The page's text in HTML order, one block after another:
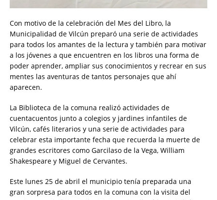
Con motivo de la celebración del Mes del Libro, la
Municipalidad de Vilcún preparó una serie de actividades
para todos los amantes de la lectura y también para motivar
a los jóvenes a que encuentren en los libros una forma de
poder aprender, ampliar sus conocimientos y recrear en sus
mentes las aventuras de tantos personajes que ahí
aparecen.
La Biblioteca de la comuna realizó actividades de
cuentacuentos junto a colegios y jardines infantiles de
Vilcún, cafés literarios y una serie de actividades para
celebrar esta importante fecha que recuerda la muerte de
grandes escritores como Garcilaso de la Vega, William
Shakespeare y Miguel de Cervantes.
Este lunes 25 de abril el municipio tenía preparada una
gran sorpresa para todos en la comuna con la visita del